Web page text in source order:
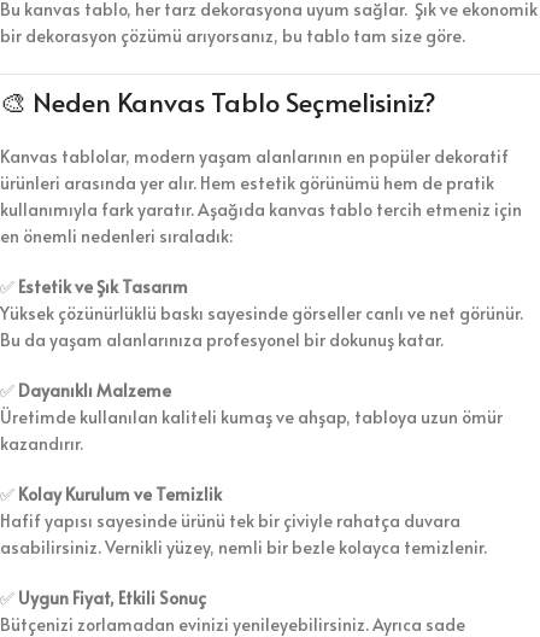
Bu kanvas tablo, her tarz dekorasyona uyum sağlar. Şık ve ekonomik
bir dekorasyon çözümü arıyorsanız, bu tablo tam size göre.
🎨 Neden Kanvas Tablo Seçmelisiniz?
Kanvas tablolar, modern yaşam alanlarının en popüler dekoratif
ürünleri arasında yer alır. Hem estetik görünümü hem de pratik
kullanımıyla fark yaratır. Aşağıda kanvas tablo tercih etmeniz için
en önemli nedenleri sıraladık:
✅ Estetik ve Şık Tasarım
Yüksek çözünürlüklü baskı sayesinde görseller canlı ve net görünür.
Bu da yaşam alanlarınıza profesyonel bir dokunuş katar.
✅ Dayanıklı Malzeme
Üretimde kullanılan kaliteli kumaş ve ahşap, tabloya uzun ömür
kazandırır.
✅ Kolay Kurulum ve Temizlik
Hafif yapısı sayesinde ürünü tek bir çiviyle rahatça duvara
asabilirsiniz. Vernikli yüzey, nemli bir bezle kolayca temizlenir.
✅ Uygun Fiyat, Etkili Sonuç
Bütçenizi zorlamadan evinizi yenileyebilirsiniz. Ayrıca sade